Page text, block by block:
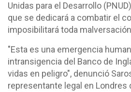
Unidas para el Desarrollo
que se dedicará a combatir el
imposibilitará toda
"Esta es una emergencia
intransigencia del Banco de
vidas en peligro", denunció
representante legal en Londres